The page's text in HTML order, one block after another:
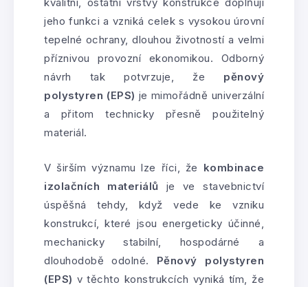
kvalitní, ostatní vrstvy konstrukce doplňují
jeho funkci a vzniká celek s vysokou úrovní
tepelné ochrany, dlouhou životností a velmi
příznivou provozní ekonomikou. Odborný
návrh tak potvrzuje, že pěnový
polystyren (EPS) je mimořádně univerzální
a přitom technicky přesně použitelný
materiál.
V širším významu lze říci, že kombinace
izolačních materiálů je ve stavebnictví
úspěšná tehdy, když vede ke vzniku
konstrukcí, které jsou energeticky účinné,
mechanicky stabilní, hospodárné a
dlouhodobě odolné. Pěnový polystyren
(EPS) v těchto konstrukcích vyniká tím, že